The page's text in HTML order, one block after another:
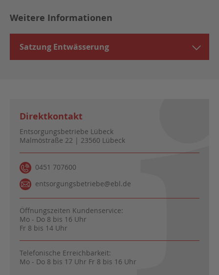
Weitere Informationen
Satzung Entwässerung
Direktkontakt
Entsorgungsbetriebe Lübeck
Malmöstraße 22 | 23560 Lübeck
0451 707600
entsorgungsbetriebe@ebl.de
Öffnungszeiten Kundenservice:
Mo - Do 8 bis 16 Uhr
Fr 8 bis 14 Uhr
Telefonische Erreichbarkeit:
Mo - Do 8 bis 17 Uhr Fr 8 bis 16 Uhr